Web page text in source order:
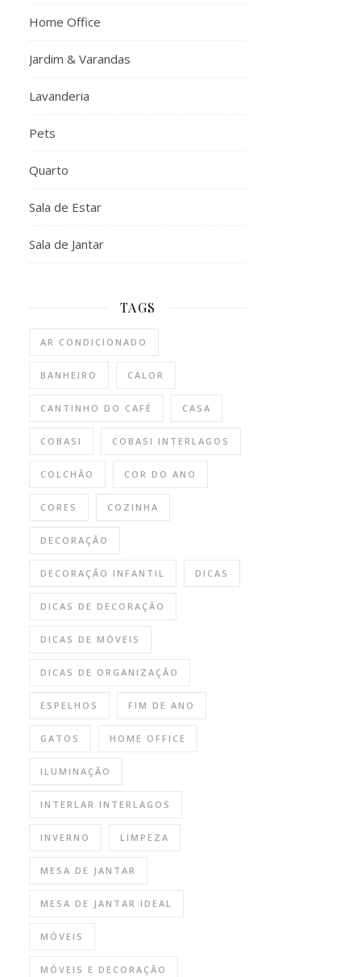
Home Office
Jardim & Varandas
Lavanderia
Pets
Quarto
Sala de Estar
Sala de Jantar
TAGS
AR CONDICIONADO
BANHEIRO CALOR
CANTINHO DO CAFÉ CASA
COBASI COBASI INTERLAGOS
COLCHÃO COR DO ANO
CORES COZINHA
DECORAÇÃO
DECORAÇÃO INFANTIL DICAS
DICAS DE DECORAÇÃO
DICAS DE MÓVEIS
DICAS DE ORGANIZAÇÃO
ESPELHOS FIM DE ANO
GATOS HOME OFFICE
ILUMINAÇÃO
INTERLAR INTERLAGOS
INVERNO LIMPEZA
MESA DE JANTAR
MESA DE JANTAR IDEAL
MÓVEIS
MÓVEIS E DECORAÇÃO